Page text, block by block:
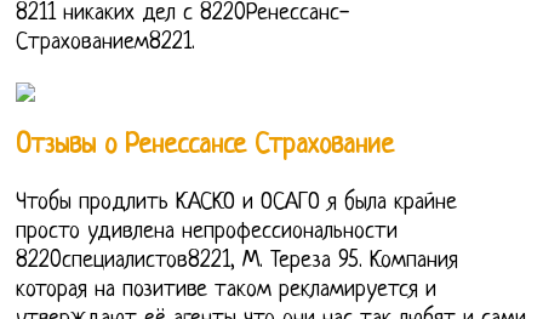
8211 никаких дел с 8220Ренессанс-
Страхованием8221.
Отзывы о Ренессансе Страхование
Чтобы продлить КАСКО и ОСАГО я была крайне
просто удивлена непрофессиональности
8220специалистов8221, М. Тереза 95. Компания
которая на позитиве таком рекламируется и